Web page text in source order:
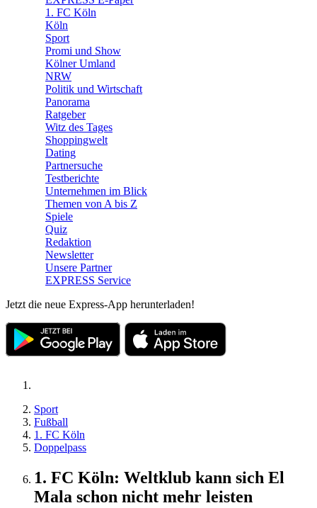
1. FC Köln
Köln
Sport
Promi und Show
Kölner Umland
NRW
Politik und Wirtschaft
Panorama
Ratgeber
Witz des Tages
Shoppingwelt
Dating
Partnersuche
Testberichte
Unternehmen im Blick
Themen von A bis Z
Spiele
Quiz
Redaktion
Newsletter
Unsere Partner
EXPRESS Service
Jetzt die neue Express-App herunterladen!
Sport
Fußball
1. FC Köln
Doppelpass
1. FC Köln: Weltklub kann sich El
Mala schon nicht mehr leisten